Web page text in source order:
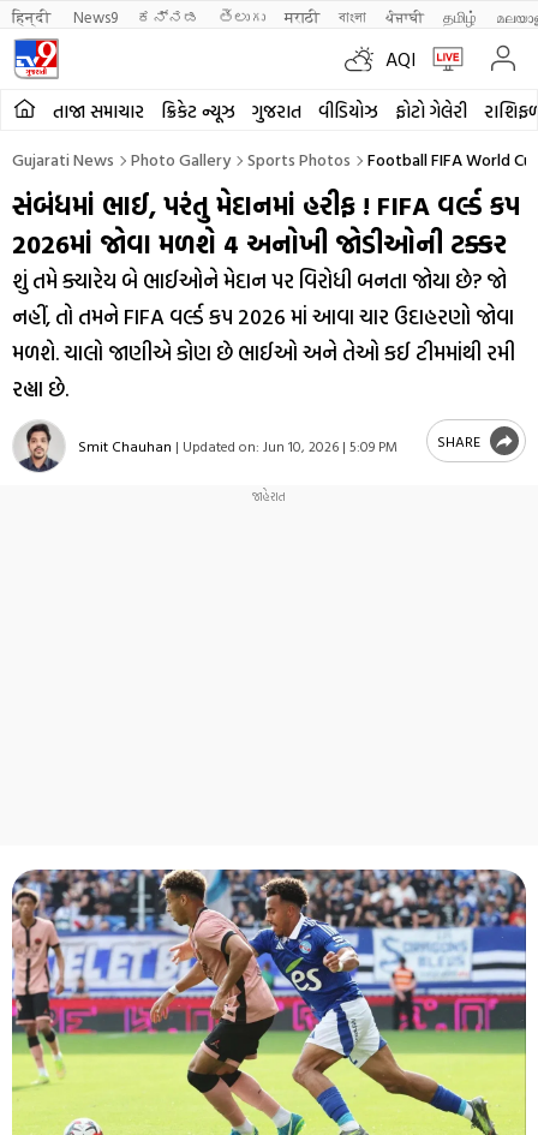
हिन्दी News9 ಕನ್ನಡ తెలుగు मराठी বাংলা ਪੰਜਾਬੀ தமிழ்
AQI
તાજા સમાચાર ક્રિકેટ ન્યૂઝ ગુજરાત વીડિયોઝ ફોટો ગેલેરી
Gujarati News Photo Gallery Sports Photos Football FIFA World
સંબંધમાં ભાઈ, પરંતુ મેદાનમાં હરીફ ! FIFA વર્લ્ડ કપ
2026માં જોવા મળશે 4 અનોખી જોડીઓની ટક્કર
શું તમે ક્યારેય બે ભાઈઓને મેદાન પર વિરોધી બનતા જોયા છે? જો
નહીં, તો તમને FIFA વર્લ્ડ કપ 2026 માં આવા ચાર ઉદાહરણો જોવા
મળશે. ચાલો જાણીએ કોણ છે ભાઈઓ અને તેઓ કઈ ટીમમાંથી રમી
રહ્યા છે.
Smit Chauhan | Updated on: Jun 10, 2026 | 5:09 PM SHARE